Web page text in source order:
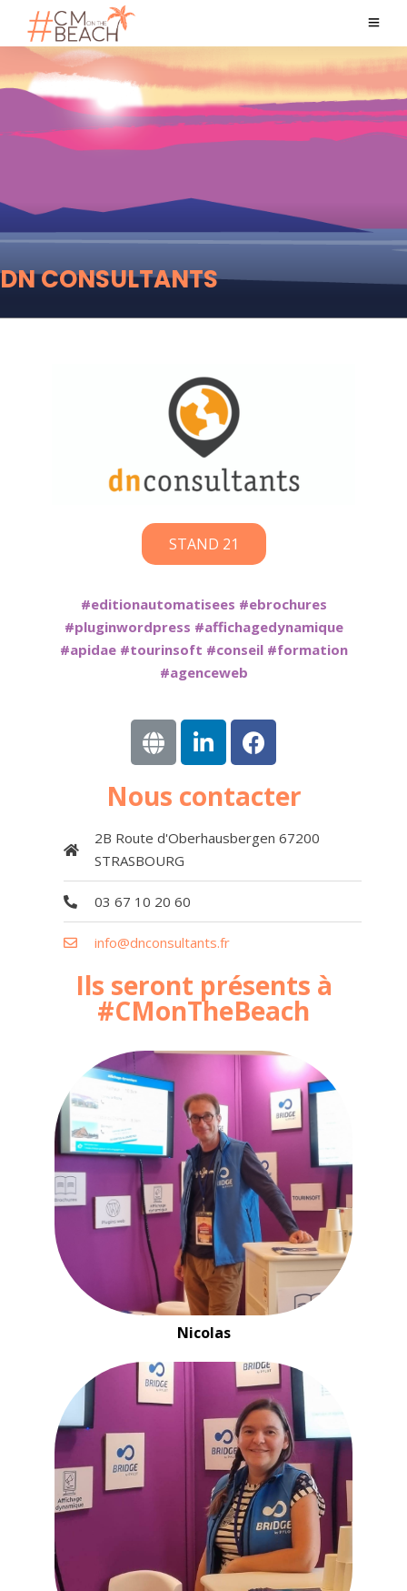
DN CONSULTANTS
STAND 21
#editionautomatisees #ebrochures
#pluginwordpress #affichagedynamique
#apidae #tourinsoft #conseil #formation
#agenceweb
Nous contacter
2B Route d'Oberhausbergen 67200
STRASBOURG
03 67 10 20 60
info@dnconsultants.fr
Ils seront présents à
#CMonTheBeach
Nicolas